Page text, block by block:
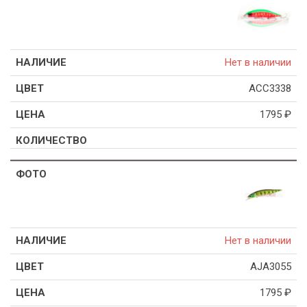
Нет в наличии
ACC3338
1795 ₽
Нет в наличии
AJA3055
1795 ₽